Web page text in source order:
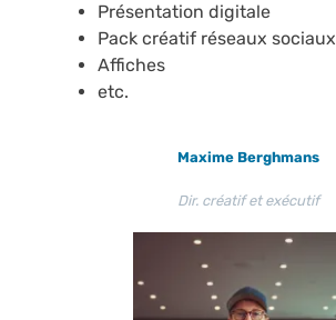
Présentation digitale
Pack créatif réseaux sociaux
Affiches
etc.
Maxime Berghmans
Dir. créatif et exécutif